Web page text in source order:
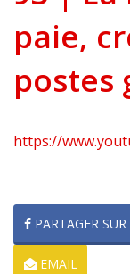
paie,
postes
https://
PARTAGER
EMAIL